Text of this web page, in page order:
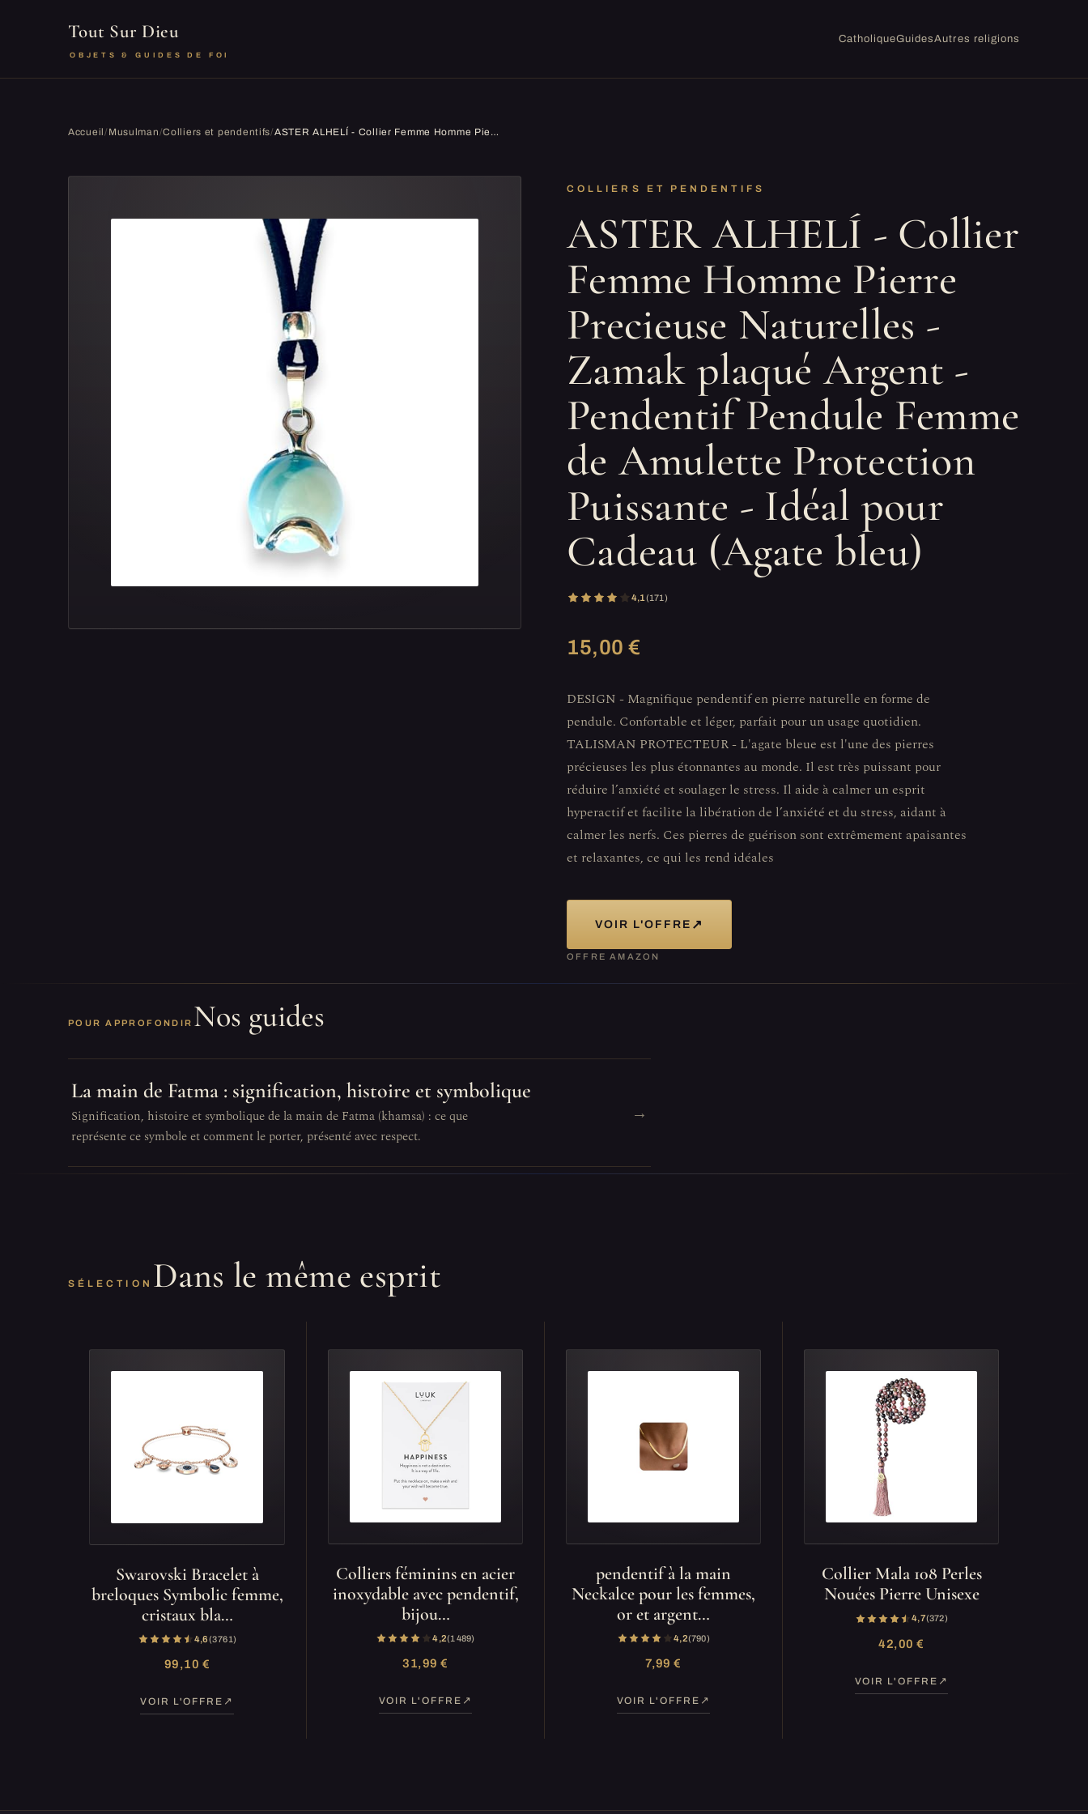
Tout Sur Dieu
OBJETS & GUIDES DE FOI
CatholiqueGuidesAutres religions
Accueil/ Musulman/Colliers et pendentifs/ ASTER ALHELÍ - Collier Femme Homme Pierre Precieuse Naturelles - Zamak plaqué Argent - Pendentif Pendule Femme de Amulette Protection Puissante - Idéal pour Cadeau (Agate bleu)
COLLIERS ET PENDENTIFS
ASTER ALHELÍ - Collier
Femme Homme Pierre
Precieuse Naturelles -
Zamak plaqué Argent -
Pendentif Pendule Femme
de Amulette Protection
Puissante - Idéal pour
Cadeau (Agate bleu)
4,1(171)
15,00 €
DESIGN - Magnifique pendentif en pierre naturelle en forme de
pendule. Confortable et léger, parfait pour un usage quotidien.
TALISMAN PROTECTEUR - L'agate bleue est l'une des pierres
précieuses les plus étonnantes au monde. Il est très puissant pour
réduire l’anxiété et soulager le stress. Il aide à calmer un esprit
hyperactif et facilite la libération de l’anxiété et du stress, aidant à
calmer les nerfs. Ces pierres de guérison sont extrêmement apaisantes
et relaxantes, ce qui les rend idéales
VOIR L'OFFRE ↗
OFFRE AMAZON
POUR APPROFONDIR Nos guides
La main de Fatma : signification, histoire et symbolique
Signification, histoire et symbolique de la main de Fatma (khamsa) : ce que
représente ce symbole et comment le porter, présenté avec respect.
→
SÉLECTION Dans le même esprit
Swarovski Bracelet à
breloques Symbolic femme,
cristaux bla…
4,6(3 761)
99,10 €
VOIR L'OFFRE
Colliers féminins en acier
inoxydable avec pendentif,
bijou…
4,2(1 489)
31,99 €
VOIR L'OFFRE
pendentif à la main
Neckalce pour les femmes,
or et argent…
4,2(790)
7,99 €
VOIR L'OFFRE
Collier Mala 108 Perles
Nouées Pierre Unisexe
4,7(372)
42,00 €
VOIR L'OFFRE